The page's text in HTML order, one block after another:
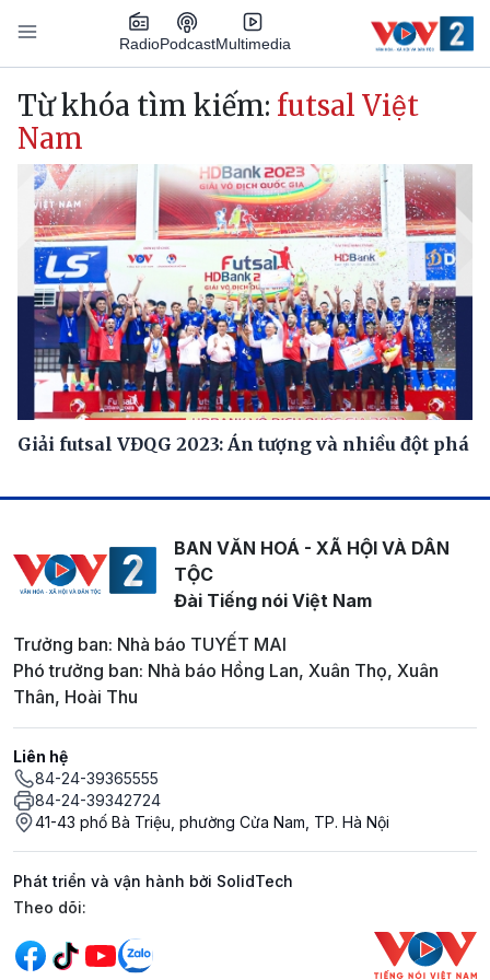
Nhảy đến nội dung
RadioPodcastMultimedia
Main navigation
Từ khóa tìm kiếm: futsal Việt
Nam
Giải futsal VĐQG 2023: Án tượng và nhiều đột phá
BAN VĂN HOÁ - XÃ HỘI VÀ DÂN
TỘC
Đài Tiếng nói Việt Nam
Trưởng ban: Nhà báo TUYẾT MAI
Phó trưởng ban: Nhà báo Hồng Lan, Xuân Thọ, Xuân
Thân, Hoài Thu
Liên hệ
84-24-39365555
84-24-39342724
41-43 phố Bà Triệu, phường Cửa Nam, TP. Hà Nội
Phát triển và vận hành bởi SolidTech
Mạng xã hội
Theo dõi: